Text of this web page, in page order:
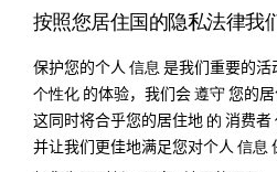
按照您居住国的隐私法律我
保护您的个人 信息 是我们重要的活
个性化 的体验，我们会 遵守 您的居
这同时将合乎您的居住地 的 消费者
并让我们更佳地满足您对个人 信息